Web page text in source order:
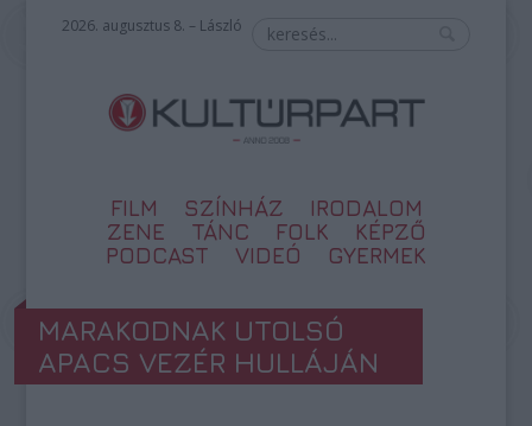
2026. augusztus 8. – László
FILM SZÍNHÁZ
IRODALOM
ZENE
TÁNC FOLK
KÉPZŐ
PODCAST
VIDEÓ GYERMEK
MARAKODNAK UTOLSÓ
APACS VEZÉR HULLÁJÁN